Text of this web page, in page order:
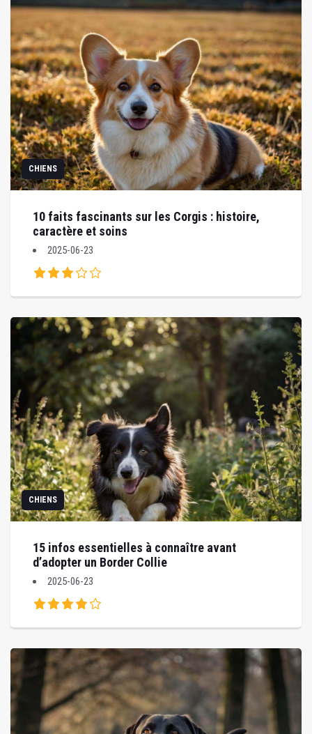
CHIENS
10 faits fascinants sur les Corgis : histoire,
caractère et soins
2025-06-23
CHIENS
15 infos essentielles à connaître avant
d’adopter un Border Collie
2025-06-23